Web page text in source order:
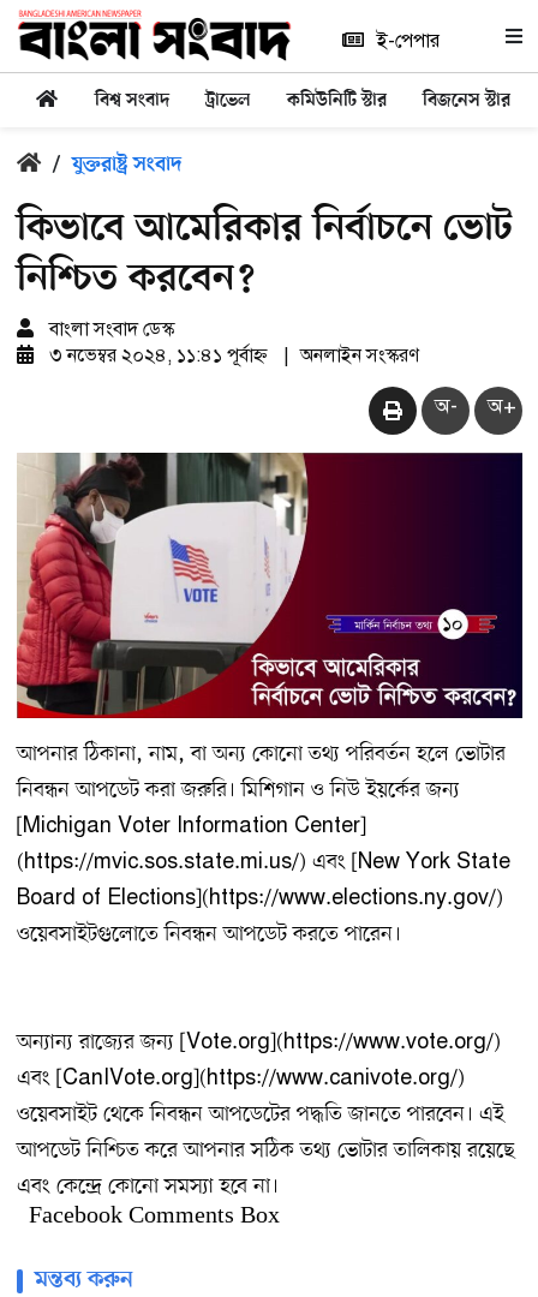
ই-পেপার
বিশ্ব সংবাদ ট্রাভেল কমিউনিটি স্টার বিজনেস স্টার
/ যুক্তরাষ্ট্র সংবাদ
কিভাবে আমেরিকার নির্বাচনে ভোট
নিশ্চিত করবেন?
বাংলা সংবাদ ডেস্ক
৩ নভেম্বর ২০২৪, ১১:৪১ পূর্বাহ্ন
অনলাইন সংস্করণ
অ- অ+
আপনার ঠিকানা, নাম, বা অন্য কোনো তথ্য পরিবর্তন হলে ভোটার
নিবন্ধন আপডেট করা জরুরি। মিশিগান ও নিউ ইয়র্কের জন্য
[Michigan Voter Information Center]
(https://mvic.sos.state.mi.us/) এবং [New York State
Board of Elections](https://www.elections.ny.gov/)
ওয়েবসাইটগুলোতে নিবন্ধন আপডেট করতে পারেন।
অন্যান্য রাজ্যের জন্য [Vote.org](https://www.vote.org/)
এবং [CanIVote.org](https://www.canivote.org/)
ওয়েবসাইট থেকে নিবন্ধন আপডেটের পদ্ধতি জানতে পারবেন। এই
আপডেট নিশ্চিত করে আপনার সঠিক তথ্য ভোটার তালিকায় রয়েছে
এবং কেন্দ্রে কোনো সমস্যা হবে না।
Facebook Comments Box
মন্তব্য করুন